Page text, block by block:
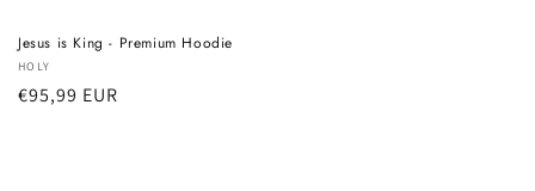
Jesus is King - Premium Hoodie
Anbieter:
HOLY
Normaler
€95,99 EUR